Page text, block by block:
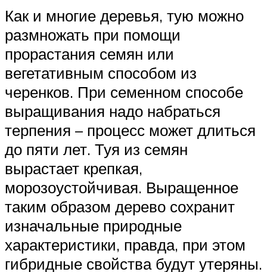
Как и многие деревья, тую можно
размножать при помощи
прорастания семян или
вегетативным способом из
черенков. При семенном способе
выращивания надо набраться
терпения – процесс может длиться
до пяти лет. Туя из семян
вырастает крепкая,
морозоустойчивая. Выращенное
таким образом дерево сохранит
изначальные природные
характеристики, правда, при этом
гибридные свойства будут утеряны.